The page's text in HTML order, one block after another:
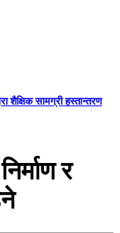
शैक्षिक सामग्री हस्तान्तरण
र